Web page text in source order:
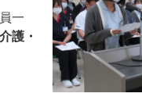
一
護・